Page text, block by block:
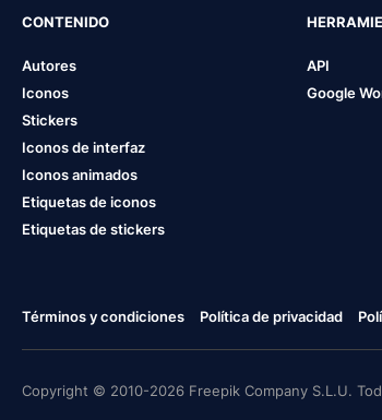
CONTENIDO
Autores
Iconos
Stickers
Iconos de interfaz
Iconos animados
Etiquetas de iconos
Etiquetas de stickers
API
Google
Términos y condiciones Política de privacidad
Copyright © 2010-2026 Freepik Company S.L.U.